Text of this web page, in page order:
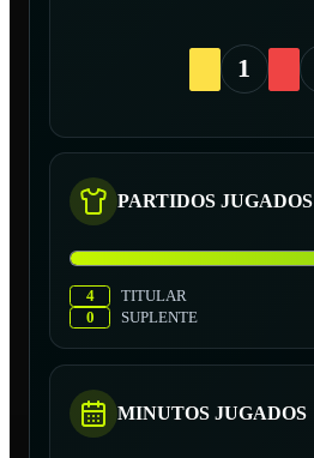
1
PARTIDOS JUGADOS
4
TITULAR
0
SUPLENTE
MINUTOS JUGADOS